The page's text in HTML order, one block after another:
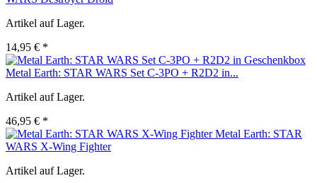
Artikel auf Lager.
14,95 € *
Metal Earth: STAR WARS Set C-3PO + R2D2 in...
Artikel auf Lager.
46,95 € *
Metal Earth: STAR
WARS X-Wing Fighter
Artikel auf Lager.